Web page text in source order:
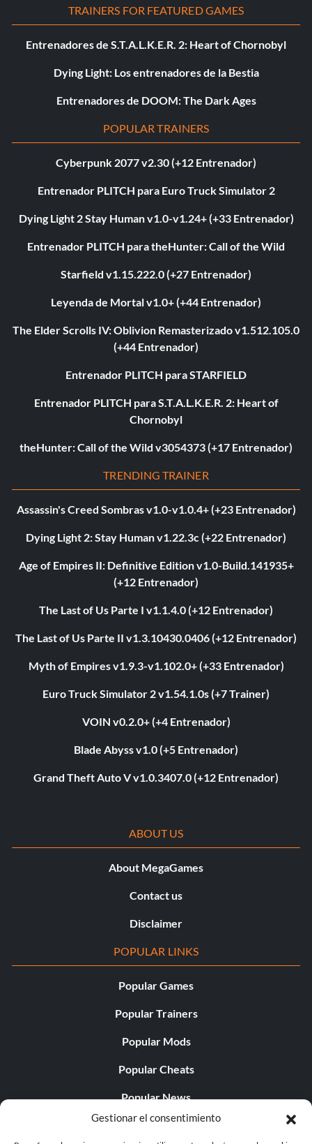
Gestionar el consentimiento
TRAINERS FOR FEATURED GAMES
Entrenadores de S.T.A.L.K.E.R. 2: Heart of Chornobyl
Dying Light: Los entrenadores de la Bestia
Entrenadores de DOOM: The Dark Ages
POPULAR TRAINERS
Cyberpunk 2077 v2.30 (+12 Entrenador)
Entrenador PLITCH para Euro Truck Simulator 2
Dying Light 2 Stay Human v1.0-v1.24+ (+33 Entrenador)
Entrenador PLITCH para theHunter: Call of the Wild
Starfield v1.15.222.0 (+27 Entrenador)
Leyenda de Mortal v1.0+ (+44 Entrenador)
The Elder Scrolls IV: Oblivion Remasterizado v1.512.105.0
(+44 Entrenador)
Entrenador PLITCH para STARFIELD
Entrenador PLITCH para S.T.A.L.K.E.R. 2: Heart of
Chornobyl
theHunter: Call of the Wild v3054373 (+17 Entrenador)
TRENDING TRAINER
Assassin's Creed Sombras v1.0-v1.0.4+ (+23 Entrenador)
Dying Light 2: Stay Human v1.22.3c (+22 Entrenador)
Age of Empires II: Definitive Edition v1.0-Build.141935+
(+12 Entrenador)
The Last of Us Parte I v1.1.4.0 (+12 Entrenador)
The Last of Us Parte II v1.3.10430.0406 (+12 Entrenador)
Myth of Empires v1.9.3-v1.102.0+ (+33 Entrenador)
Euro Truck Simulator 2 v1.54.1.0s (+7 Trainer)
VOIN v0.2.0+ (+4 Entrenador)
Blade Abyss v1.0 (+5 Entrenador)
Grand Theft Auto V v1.0.3407.0 (+12 Entrenador)
ABOUT US
About MegaGames
Contact us
Disclaimer
POPULAR LINKS
Popular Games
Popular Trainers
Popular Mods
Popular Cheats
Popular News
Popular Editorials